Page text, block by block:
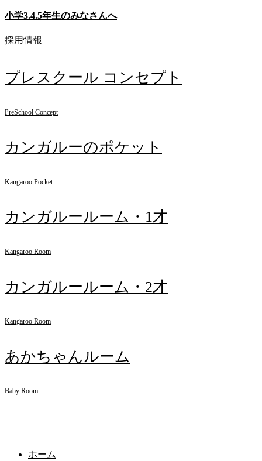
小学3.4.5年生のみなさんへ
採用情報
プレスクール コンセプト
PreSchool Concept
カンガルーのポケット
Kangaroo Pocket
カンガルールーム・1才
Kangaroo Room
カンガルールーム・2才
Kangaroo Room
あかちゃんルーム
Baby Room
ホーム